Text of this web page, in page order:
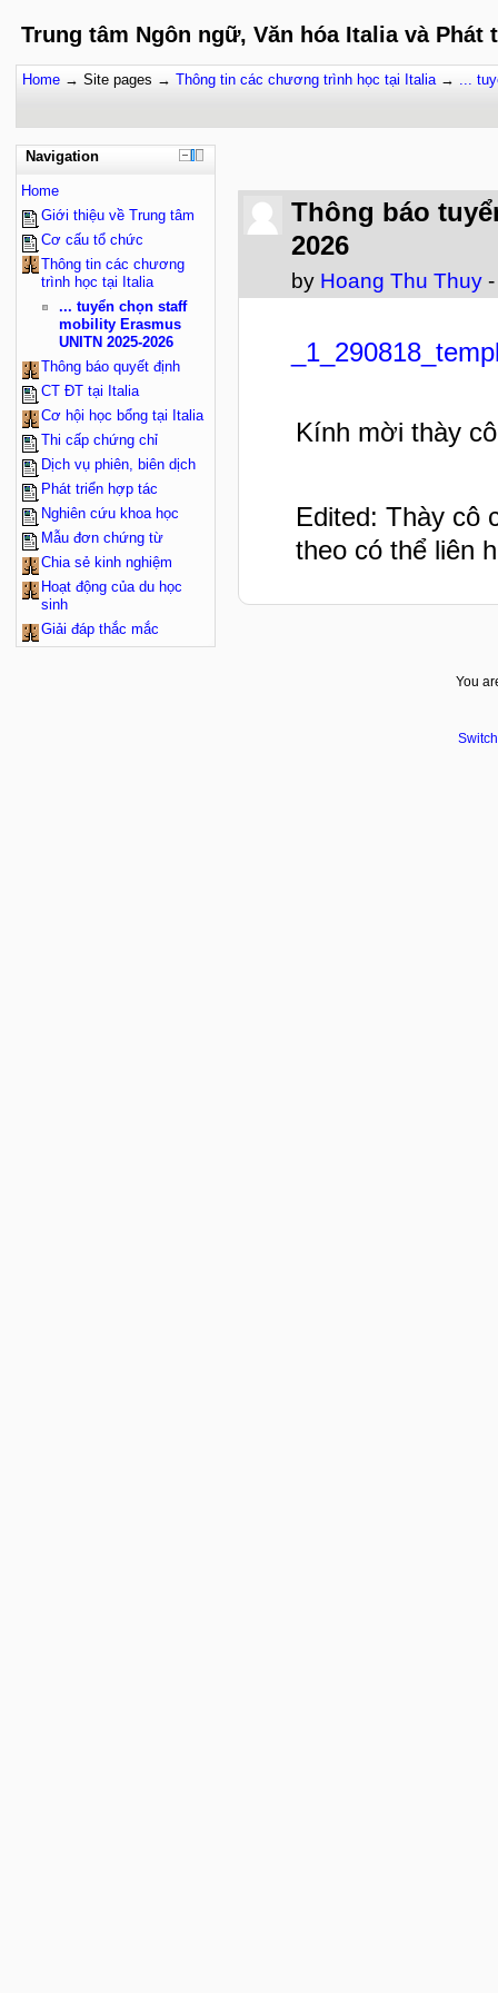
Trung tâm Ngôn ngữ, Văn hóa Italia và
Home → Site pages → Thông tin các chương trình học tại Italia → ...
Thông báo
2026
by Hoang Thu Thuy
Kính mời thày
Edited: Thày cô
theo có thể liên
Navigation
Home
Giới thiệu về Trung tâm
Cơ cấu tổ chức
Thông tin các chương
trình học tại Italia
... tuyển chọn staff
mobility Erasmus
UNITN 2025-2026
Thông báo quyết định
CT ĐT tại Italia
Cơ hội học bổng tại Italia
Thi cấp chứng chỉ
Dịch vụ phiên, biên dịch
Phát triển hợp tác
Nghiên cứu khoa học
Mẫu đơn chứng từ
Chia sẻ kinh nghiệm
Hoạt động của du học
sinh
Giải đáp thắc mắc
You